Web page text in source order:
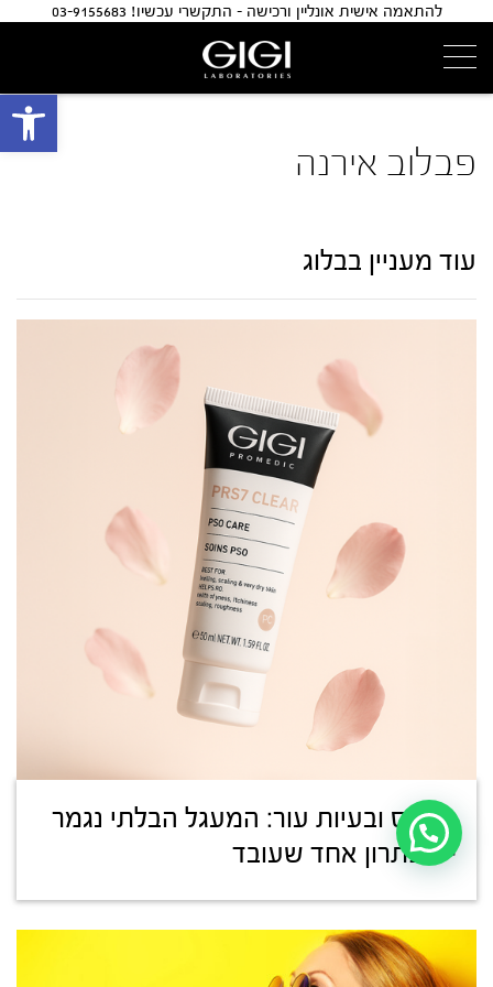
להתאמה אישית אונליין ורכישה - התקשרי עכשיו! 03-9155683
פבלוב אירנה
עוד מעניין בבלוג
סטרס ובעיות עור: המעגל הבלתי נגמר
– ופתרון אחד שעובד